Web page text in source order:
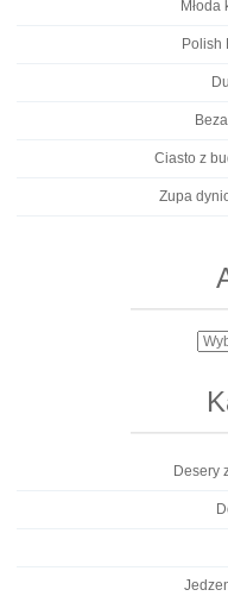
Polish
Ciasto z
Zupa
Desery